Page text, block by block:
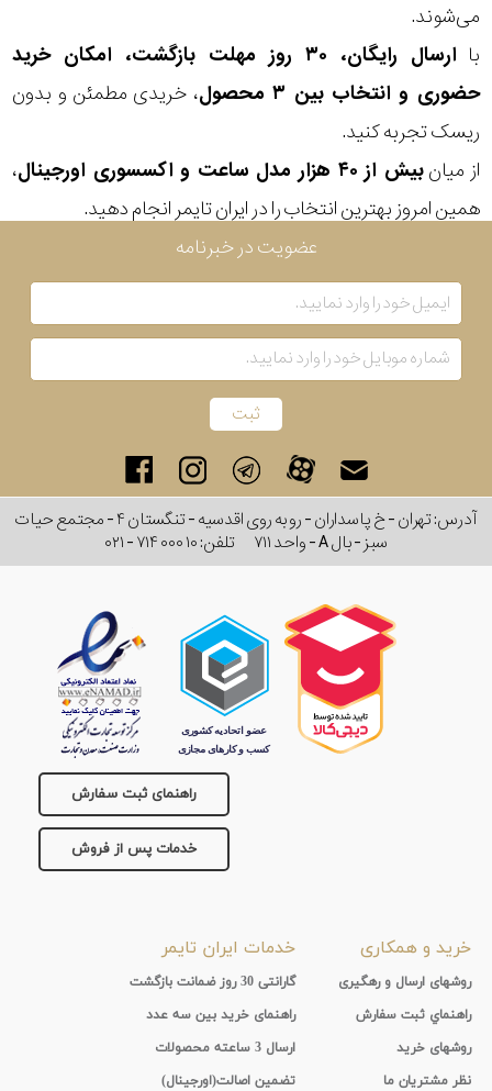
می‌شوند.
با
ارسال رایگان، ۳۰ روز مهلت بازگشت، امکان خرید
حضوری و انتخاب بین ۳ محصول
، خریدی مطمئن و بدون
ریسک تجربه کنید.
از میانبیش از ۴۰ هزار مدل ساعت و اکسسوری اورجینال
،
همین امروز بهترین انتخاب را در ایران تایمر انجام دهید.
عضویت در خبرنامه
آدرس: تهران - خ پاسداران - رو به روی اقدسیه - تنگستان ۴ - مجتمع حیات
سبز - بال A - واحد ۷۱۱
تلفن:۰۲۱ - ۷۱۴ ۰۰۰ ۱۰
راهنمای ثبت سفارش
خدمات پس از فروش
خرید و همکاری
روشهای ارسال و رهگیری
راهنماي ثبت سفارش
روشهای خرید
نظر مشتریان ما
خدمات ایران تایمر
گارانتی 30 روز ضمانت بازگشت
راهنمای خرید بین سه عدد
ارسال 3 ساعته محصولات
تضمین اصالت(اورجینال)